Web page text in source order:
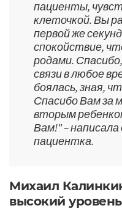
пациенты,
клеточкой. Вы
первой же
спокойствие,
родами.
связи в любое
боялась, зная,
Спасибо Вам за
вторым
Вам!" –
пациентка.
Михаил
высокий